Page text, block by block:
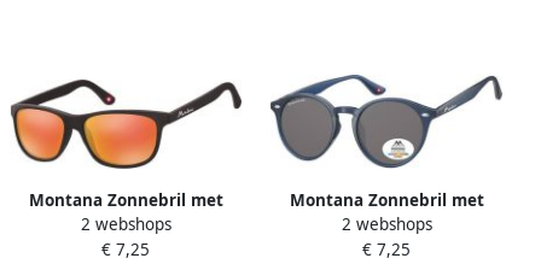
Montana Zonnebril met
Revo rood glas mat zwart
2 webshops
€ 7,25
Montana Zonnebril met
smoke gepolariseerd rond
glas blauw
2 webshops
€ 7,25